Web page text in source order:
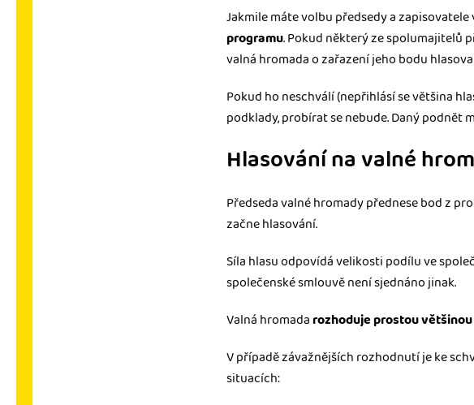
Jakmile máte volbu předsedy a
programu. Pokud některý ze spolumajitelů
valná hromada o zařazení jeho bodu
Pokud ho neschválí (nepřihlásí se většina
podklady, probírat se nebude. Daný podnět
Hlasování na valné
Předseda valné hromady přednese bod z
začne hlasování.
Síla hlasu odpovídá velikosti podílu ve
společenské smlouvě není sjednáno jinak.
Valná hromadarozhoduje prostou
V případě závažnějších rozhodnutí je ke
situacích: